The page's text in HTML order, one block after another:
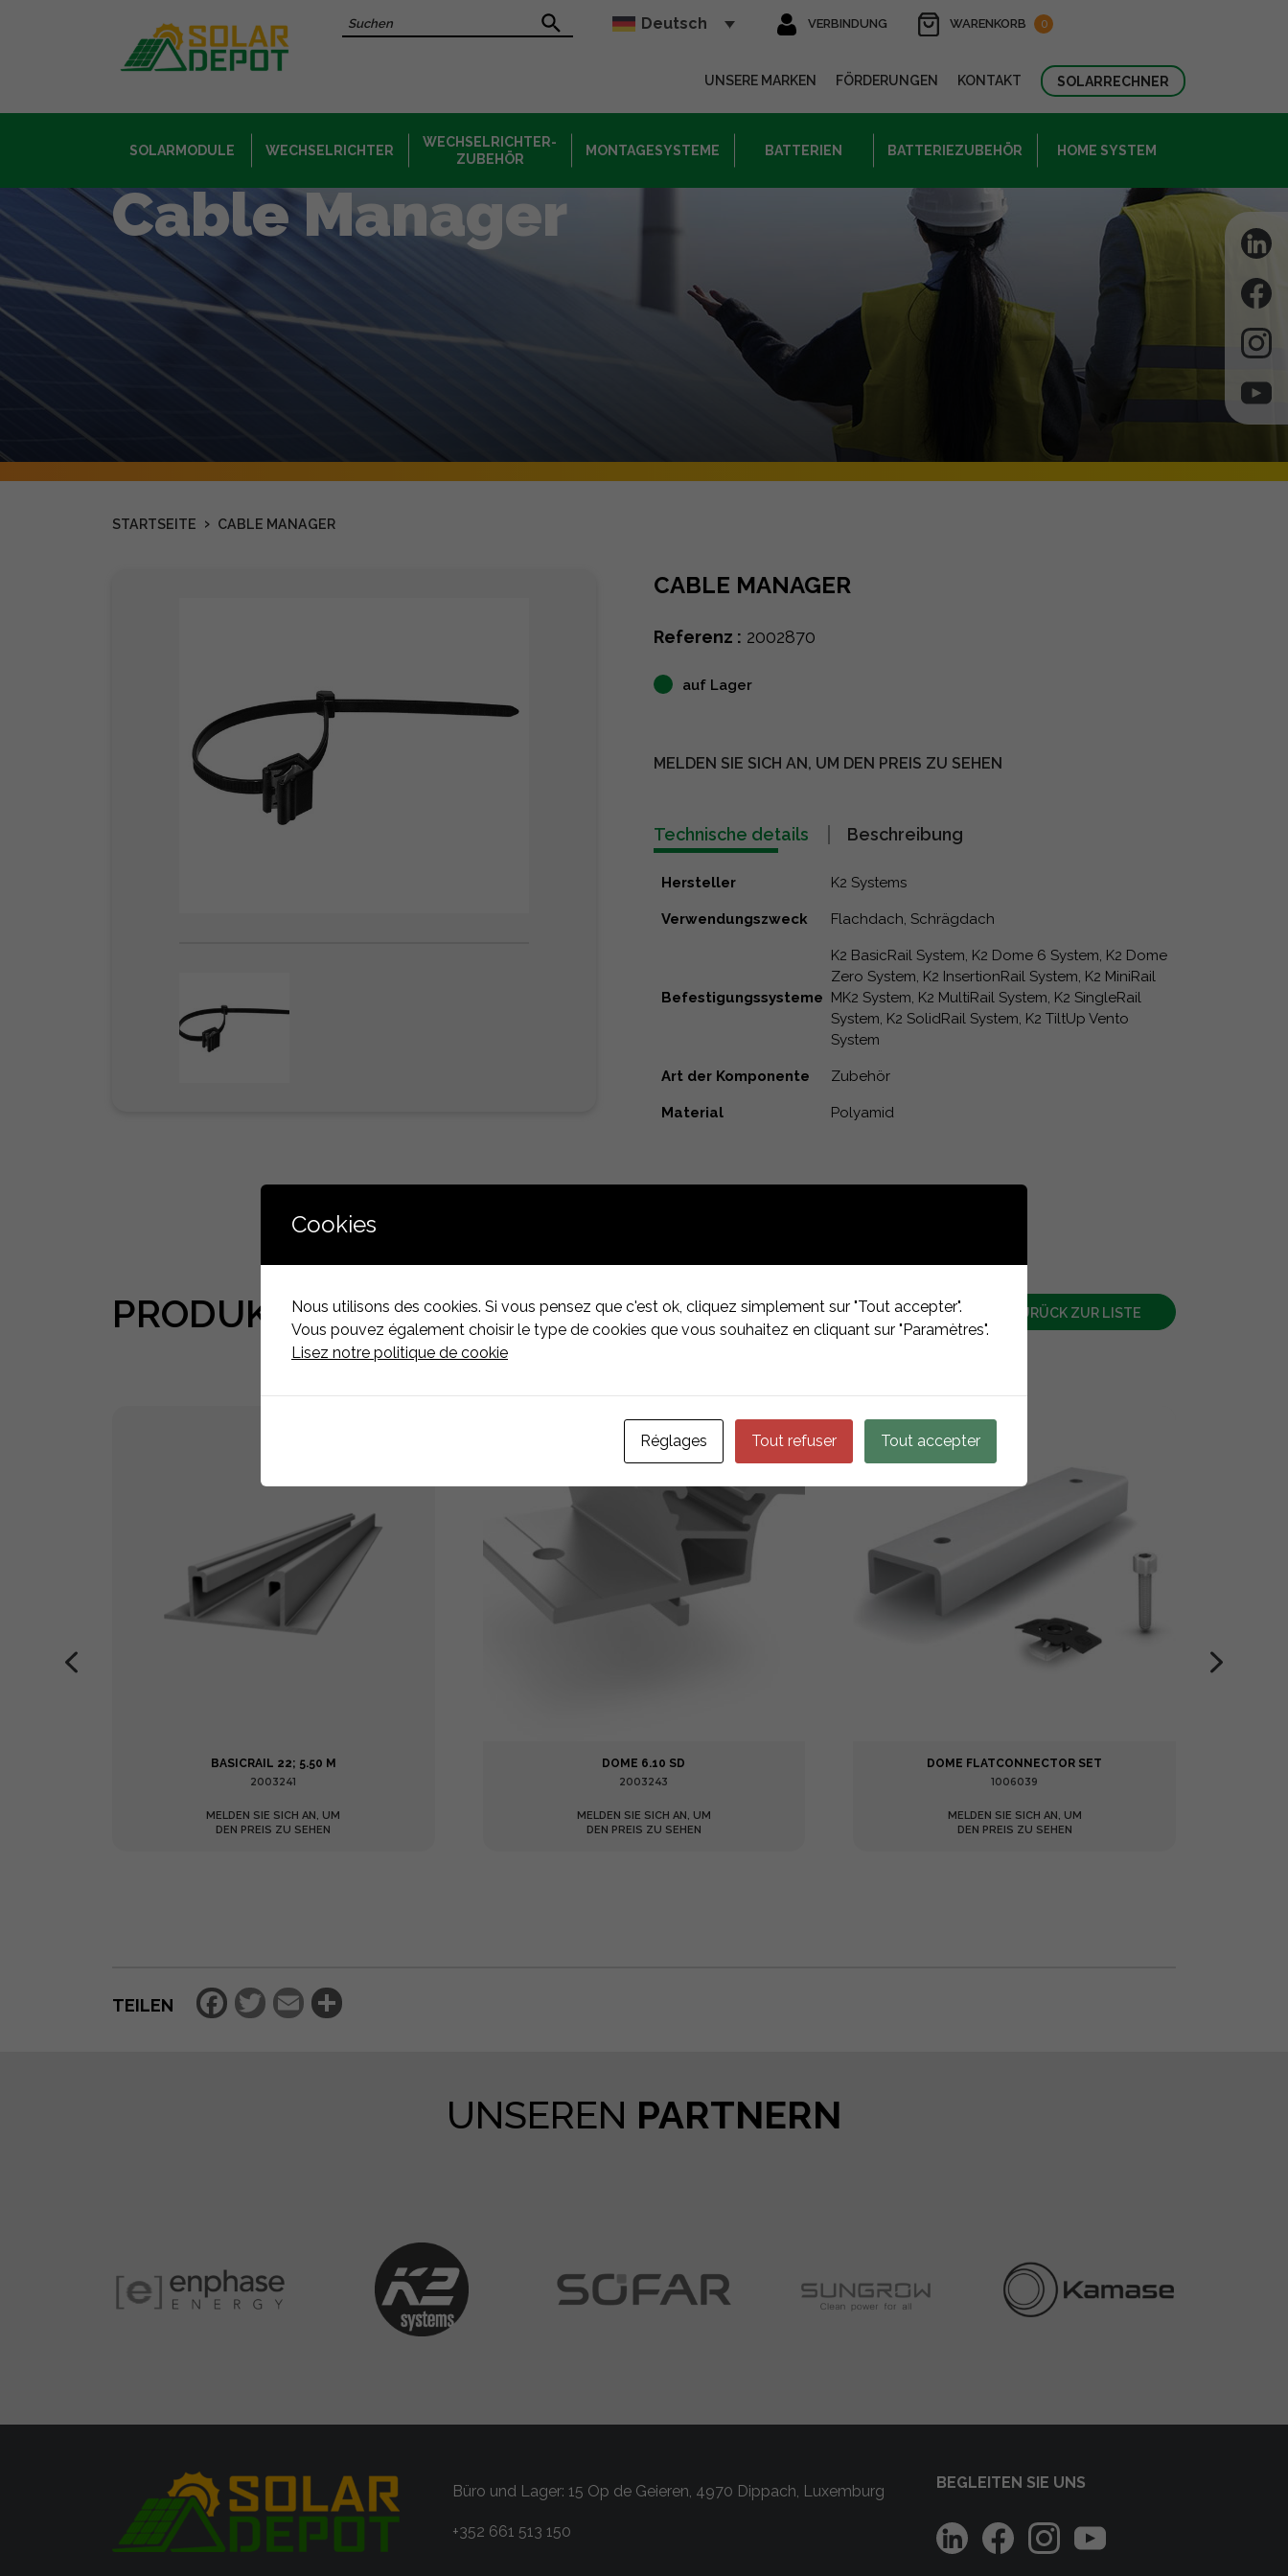
Recherche sur le site
Deutsch VERBINDUNG WARENKORB 0
UNSERE MARKEN FÖRDERUNGEN KONTAKT SOLARRECHNER
SOLARMODULE WECHSELRICHTER
WECHSELRICHTER-
ZUBEHÖR
MONTAGESYSTEME BATTERIEN BATTERIEZUBEHÖR HOME SYSTEM
Cable Manager
STARTSEITE › CABLE MANAGER
CABLE MANAGER
Referenz : 2002870
auf Lager
MELDEN SIE SICH AN, UM DEN PREIS ZU SEHEN
Technische details Beschreibung
Hersteller K2 Systems
Verwendungszweck Flachdach, Schrägdach
Befestigungssysteme
K2 BasicRail System, K2 Dome 6 System, K2 Dome
Zero System, K2 InsertionRail System, K2 MiniRail
MK2 System, K2 MultiRail System, K2 SingleRail
System, K2 SolidRail System, K2 TiltUp Vento
System
Art der Komponente Zubehör
Material Polyamid
PRODUKTEASSOZIIERTEN ZURÜCK ZUR LISTE
BASICRAIL 22; 5.50 M
2003241
MELDEN SIE SICH AN, UM
DEN PREIS ZU SEHEN
DOME 6.10 SD
2003243
MELDEN SIE SICH AN, UM
DEN PREIS ZU SEHEN
DOME FLATCONNECTOR SET
1006039
MELDEN SIE SICH AN, UM
DEN PREIS ZU SEHEN
TEILEN Facebook
Twitter
Email
UNSEREN PARTNERN
Büro und Lager: 15 Op de Geieren, 4970 Dippach, Luxemburg
+352 661 513 150
BEGLEITEN SIE UNS
Cookies
Nous utilisons des cookies. Si vous pensez que c'est ok, cliquez simplement sur "Tout accepter".
Vous pouvez également choisir le type de cookies que vous souhaitez en cliquant sur "Paramètres".
Lisez notre politique de cookie
Réglages Tout refuser Tout accepter